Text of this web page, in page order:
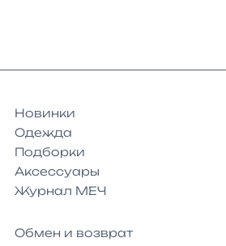
Новинки
Одежда
Подборки
Аксессуары
Журнал МЕЧ
Обмен и возврат